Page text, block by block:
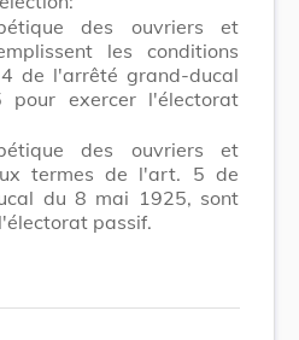
des ouvriers et
les conditions
de l'arrêté grand-ducal
exercer l'électorat
des ouvriers et
termes de l'art. 5 de
du 8 mai 1925, sont
passif.